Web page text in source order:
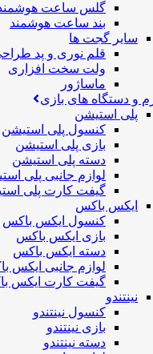
گلس ساعت
بند ساعت هوشمند
سایر گجت ها
قلم نوری و پد
ولت سخت افزاری
ماساژور
و دستگاه های بازی
پلی استیشن
کنسول پلی استیشن
بازی پلی استیشن
دسته پلی استیشن
لوازم جانبی پلی
گیفت کارت پلی
ایکس باکس
کنسول ایکس باکس
بازی ایکس باکس
دسته ایکس باکس
لوازم جانبی ایکس
گیفت کارت ایکس
نینتندو
کنسول نینتندو
بازی نینتندو
دسته نینتندو